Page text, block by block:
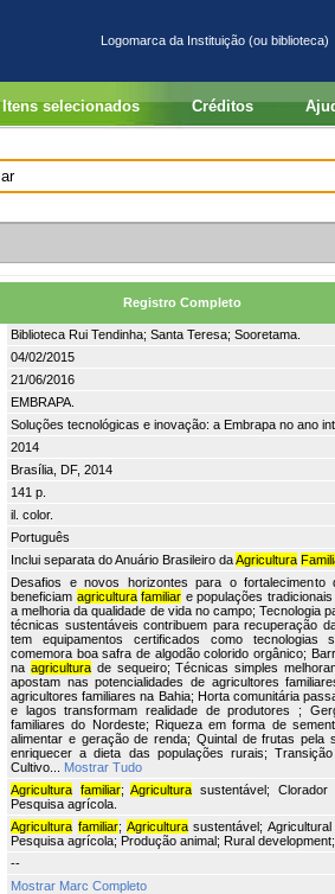
Logomarca da Instituição (ou biblioteca)
Itens selecionados Créditos
Registro Completo
Biblioteca Rui Tendinha; Santa Teresa; Sooretama.
04/02/2015
21/06/2016
EMBRAPA.
Soluções tecnológicas e inovação: a Embrapa no ano
2014
Brasília, DF, 2014
141 p.
il. color.
Português
Inclui separata do Anuário Brasileiro daAgricultura
Desafios e novos horizontes para o fortalecimento
beneficiam agricultura familiar e populações
a melhoria da qualidade de vida no campo; Tecnologia
técnicas sustentáveis contribuem para recuperação
tem equipamentos certificados como tecnologias
comemora boa safra de algodão colorido orgânico;
na agriculturade sequeiro; Técnicas simples
apostam nas potencialidades de agricultores
agricultores familiares na Bahia; Horta comunitária
e lagos transformam realidade de produtores ;
familiares do Nordeste; Riqueza em forma de
alimentar e geração de renda; Quintal de frutas pela
enriquecer a dieta das populações rurais;
Cultivo... Mostrar Tudo
Agricultura familiar;Agricultura sustentável; Clorador
Pesquisa agrícola.
Agricultura familiar; Agriculturasustentável;
Pesquisa agrícola; Produção animal; Rural
--
Mostrar Marc Completo